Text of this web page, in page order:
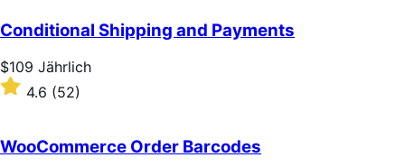
Conditional Shipping and Payments
Price
$109
Jährlich
$109 Jährlich
Rated
of
5
4.6 (52)
WooCommerce Order Barcodes